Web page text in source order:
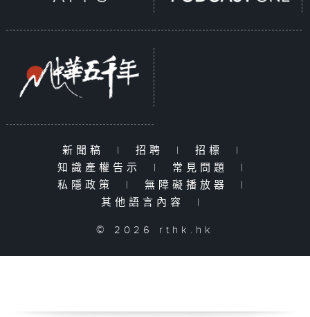
新聞稿 | 招聘 | 招標
|
知識產權告示
| 常見問題
|
私隱政策
| 無障礙播放器
|
其他語言內容
|
© 2026 rthk.hk